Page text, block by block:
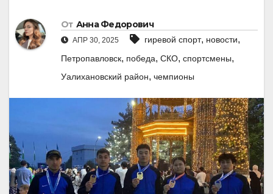
От Анна Федорович
АПР 30, 2025 гиревой спорт, новости,
Петропавловск, победа, СКО, спортсмены,
Уалихановский район, чемпионы